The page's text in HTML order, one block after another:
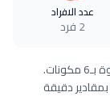
عدد الافراد
2 فرد
طريقة عمل عصير الأفوكادو بالآيس كريم خطوة بخطوة بـ6 مكونات.
من مطبخ دلوقتي تكفي 2 فرد، بمقادير دقيقة